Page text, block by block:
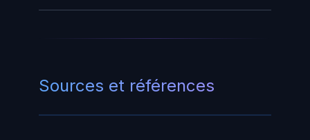
Sources et références